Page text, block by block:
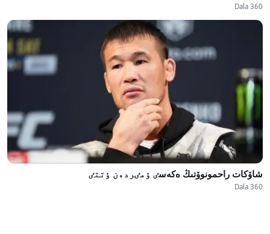
Dala 360
شاۆكات راحمونوۆتىڭ ەكەسٸ ٶمٸردەن ٶتتٸ
Dala 360